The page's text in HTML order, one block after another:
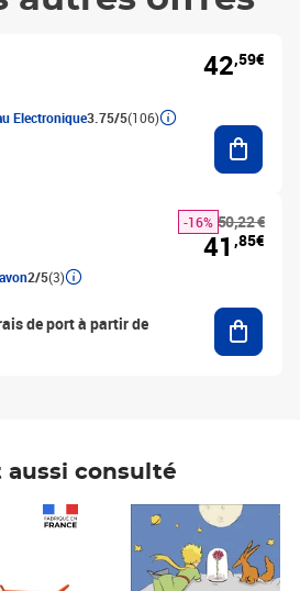
Electronique3.75/5(106)
42,59€
2/5(3)
de port à partir de
50,22 €
-16%
41 ,85€
aussi consulté
Prix 7,50€